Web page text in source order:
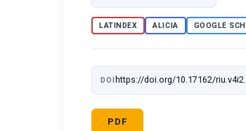
LATINDEX ALICIA GOOGLE
DOI https://doi.org/10.17162/
PDF